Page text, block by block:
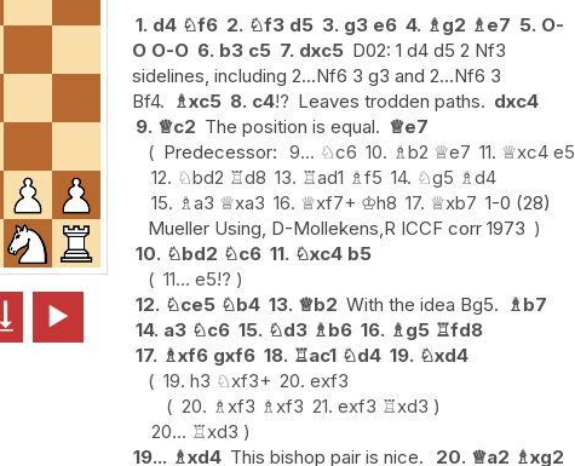

1. d4 ♘f6 2. ♘f3 d5 3. g3 e6 4. ♗ g2 ♗ e7 5. O-
O O-O 6. b3 c5 7. dxc5 D02: 1 d4 d5 2 Nf3
sidelines, including 2...Nf6 3 g3 and 2...Nf6 3
Bf4.
♗xc5 8. c4!? Leaves trodden paths. dxc4
9. ♕c2 The position is equal. ♕e7
Predecessor: 9... ♘c6 10. ♗b2 ♕e7 11. ♕xc4 e5
12. ♘bd2 ♖d8 13. ♖ad1 ♗f5 14. ♘g5 ♗d4
15. ♗a3 ♕xa3 16. ♕xf7+ ♔h8 17. ♕xb7 1-0 (28)
Mueller Using, D-Mollekens,R ICCF corr 1973
10. ♘bd2 ♘c6 11. ♘xc4 b5
11... e5!?
12. ♘ce5 ♘b4 13. ♕b2 With the idea Bg5. ♗ b7
14. a3 ♘c6 15. ♘d3 ♗ b6 16. ♗ g5 ♖fd8
17. ♗xf6 gxf6 18. ♖ac1 ♘d4 19. ♘xd4
19. h3 ♘xf3+ 20. exf3
20. ♗ xf3 ♗ xf3 21. exf3 ♖xd3
20... ♖xd3
19... ♗xd4 This bishop pair is nice. 20. ♕a2 ♗xg2